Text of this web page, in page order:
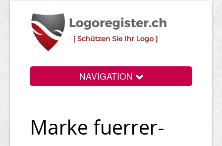
NAVIGATION
Login
Marke fuerrer-